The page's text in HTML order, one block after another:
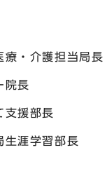
療・介護担当局長
院長
支援部長
生涯学習部長